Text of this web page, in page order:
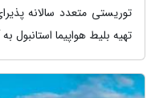
توریستی متعدد سالانه
تهیه بلیط هواپیما استانبول